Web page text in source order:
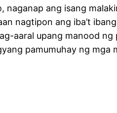
naganap ang isang
nagtipon ang iba’t
aaral upang manood ng
pamumuhay ng mga